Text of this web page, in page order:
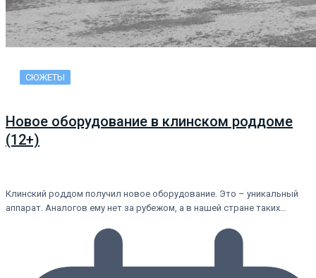
СЮЖЕТЫ
Новое оборудование в клинском роддоме
(12+)
Клинский роддом получил новое оборудование. Это – уникальный
аппарат. Аналогов ему нет за рубежом, а в нашей стране таких…